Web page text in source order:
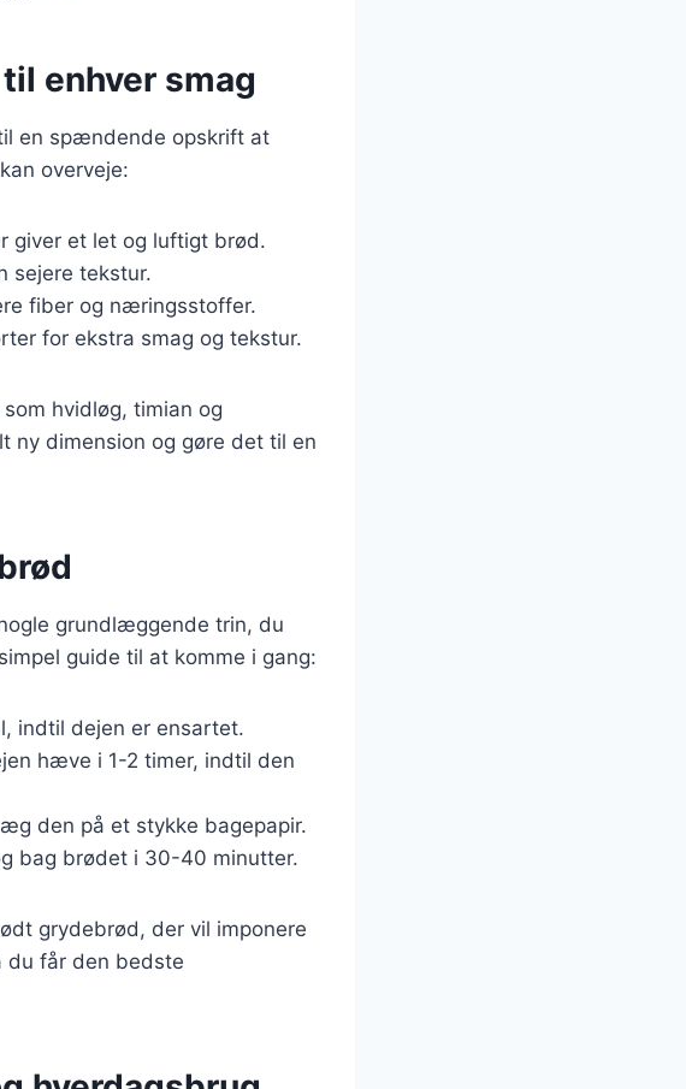
enhver smag
en spændende opskrift at
overveje:
giver et let og luftigt brød.
sejere tekstur.
fiber og næringsstoffer.
for ekstra smag og tekstur.
hvidløg, timian og
ny dimension og gøre det til en
grundlæggende trin, du
guide til at komme i gang:
indtil dejen er ensartet.
hæve i 1-2 timer, indtil den
den på et stykke bagepapir.
bag brødet i 30-40 minutter.
grydebrød, der vil imponere
du får den bedste